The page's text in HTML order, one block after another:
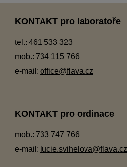
KONTAKT pro laboratoře
tel.: 461 533 323
mob.: 734 115 766
e-mail: office@flava.cz
KONTAKT pro ordinace
mob.: 733 747 766
e-mail: lucie.svihelova@flava.cz